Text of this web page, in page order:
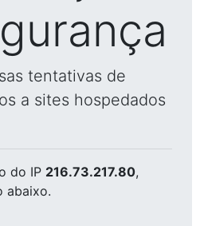
tentativas de
a sites hospedados
do IP 216.73.217.80,
abaixo.